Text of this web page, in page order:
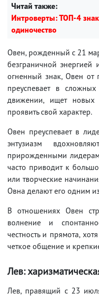
Читай также:
Интроверты: ТОП-4
одиночество
Овен, рожденный с 21
безграничной энергией
огненный знак, Овен от
преуспевает в
движении, ищет новых
проявить свой характер.
Овен преуспевает в
энтузиазм
прирожденными
часто приводит к
или творческие
Овна делают его одним
В отношениях Овен
волнение и
честность и прямота,
четкое общение и
Лев:
Лев, правящий с 23